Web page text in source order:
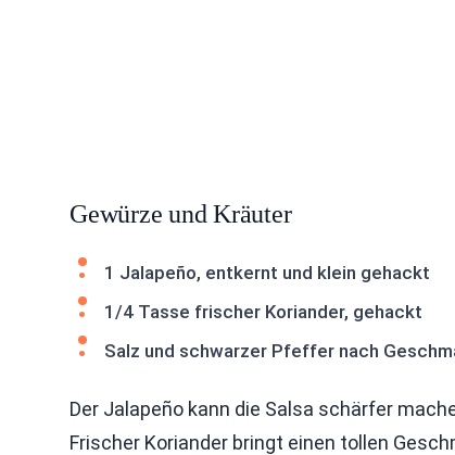
Gewürze und Kräuter
1 Jalapeño, entkernt und klein gehackt
1/4 Tasse frischer Koriander, gehackt
Salz und schwarzer Pfeffer nach
Der Jalapeño kann die Salsa schärfer
Frischer Koriander bringt einen tollen